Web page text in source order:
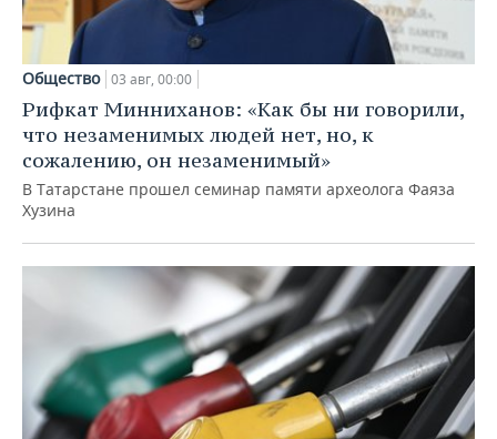
Общество 03 авг, 00:00
Рифкат Минниханов: «Как бы ни говорили,
что незаменимых людей нет, но, к
сожалению, он незаменимый»
В Татарстане прошел семинар памяти археолога Фаяза
Хузина